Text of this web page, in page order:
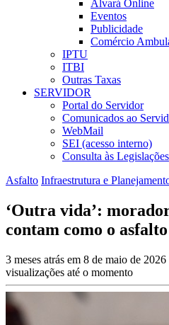
Alvará Online
Eventos
Publicidade
Comércio
IPTU
ITBI
Outras Taxas
SERVIDOR
Portal do Servidor
Comunicados ao
WebMail
SEI (acesso interno)
Consulta às Legislações
Asfalto Infraestrutura e
‘Outra vida’:
contam como o
3 meses atrás em 8 de maio de
visualizações até o momento